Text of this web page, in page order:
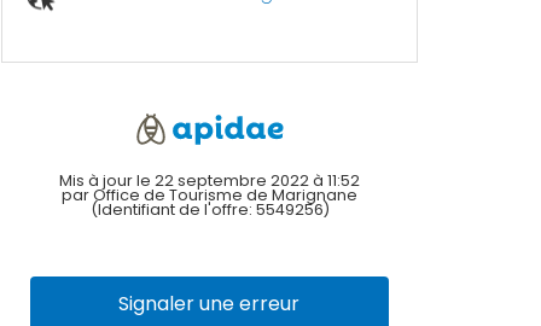
Mis à jour le 22 septembre 2022 à 11:52
par Office de Tourisme de Marignane
(Identifiant de l'offre: 5549256)
Signaler une erreur